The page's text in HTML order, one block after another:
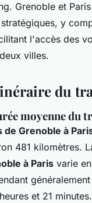
Grenoble et
y
l'accès des
villes.
du
moyenne du
de Grenoble à
481 kilomètres.
à Paris varie
et 21